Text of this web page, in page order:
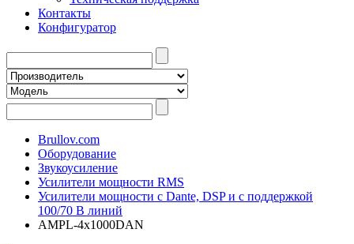
Контакты
Конфигуратор
Brullov.com
Оборудование
Звукоусиление
Усилители мощности RMS
Усилители мощности с Dante, DSP и с поддержкой
100/70 В линий
AMPL-4x1000DAN